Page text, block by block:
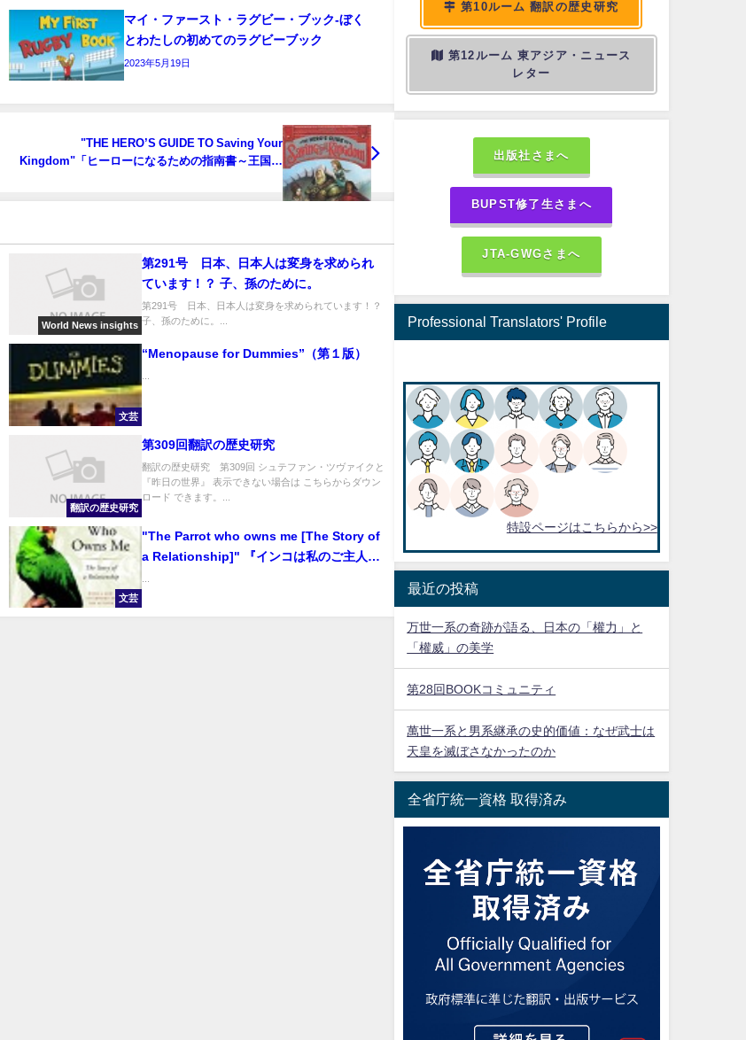
マイ・ファースト・ラグビー・ブック‐ぼく
とわたしの初めてのラグビーブック
2023年5月19日
"THE HERO’S GUIDE TO Saving Your
Kingdom"「ヒーローになるための指南書～王国を
World News insights
第291号 日本、日本人は変身を求められ
ています！？ 子、孫のために。
第291号 日本、日本人は変身を求められています！？
子、孫のために。...
文芸
“Menopause for Dummies”（第１版）
...
翻訳の歴史研究
第309回翻訳の歴史研究
翻訳の歴史研究 第309回 シュテファン・ツヴァイクと
『昨日の世界』 表示できない場合は こちらからダウン
ロード できます。...
文芸
"The Parrot who owns me [The Story of
a Relationship]" 『インコは私のご主人様
第10ルーム 翻訳の歴史研究
第12ルーム 東アジア・ニュース
レター
出版社さまへ
BUPST修了生さまへ
JTA-GWGさまへ
Professional Translators' Profile
特設ページはこちらから>>
最近の投稿
万世一系の奇跡が語る、日本の「權力」と
「權威」の美学
第28回BOOKコミュニティ
萬世一系と男系継承の史的価値：なぜ武士は
天皇を滅ぼさなかったのか
全省庁統一資格 取得済み